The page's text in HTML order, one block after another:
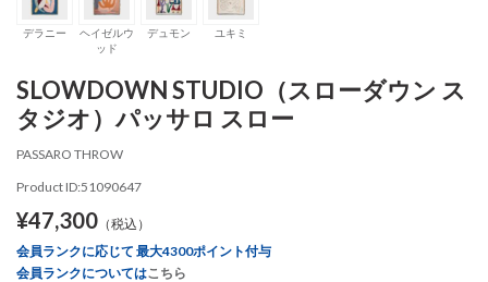
デラニー
ヘイゼルウ
ッド
デュモン ユキミ
SLOWDOWN STUDIO（スローダウン ス
タジオ）パッサロ スロー
PASSARO THROW
Product ID:51090647
¥47,300 （税込）
会員ランクに応じて 最大4300ポイント付与
会員ランクについてはこちら